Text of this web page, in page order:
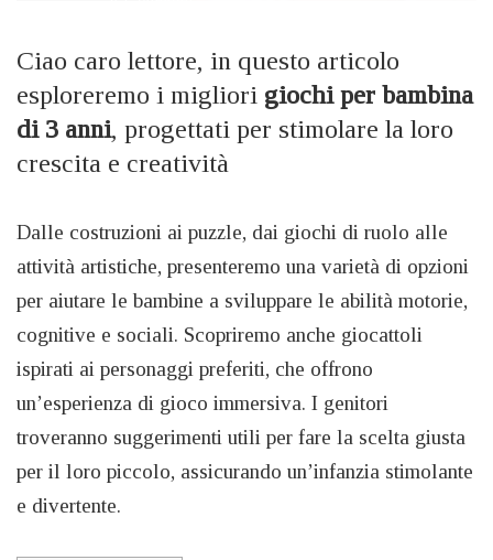
Ciao caro lettore, in questo articolo
esploreremo i migliori giochi per bambina
di 3 anni, progettati per stimolare la loro
crescita e creatività
Dalle costruzioni ai puzzle, dai giochi di ruolo alle
attività artistiche, presenteremo una varietà di opzioni
per aiutare le bambine a sviluppare le abilità motorie,
cognitive e sociali. Scopriremo anche giocattoli
ispirati ai personaggi preferiti, che offrono
un’esperienza di gioco immersiva. I genitori
troveranno suggerimenti utili per fare la scelta giusta
per il loro piccolo, assicurando un’infanzia stimolante
e divertente.